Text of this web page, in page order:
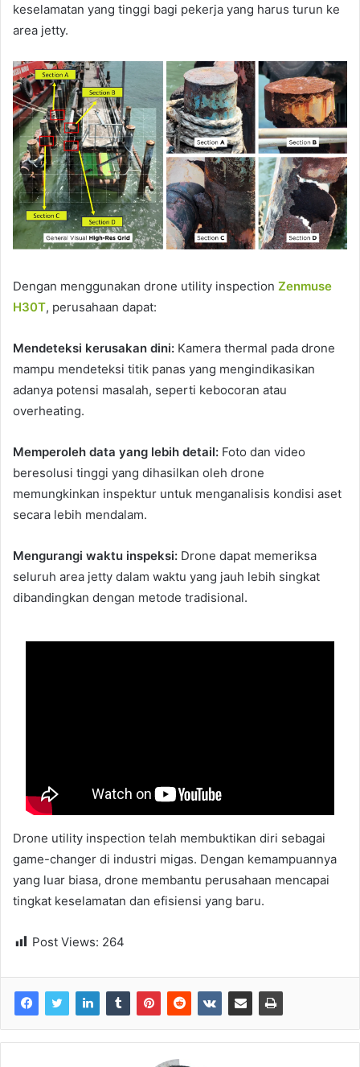
keselamatan yang tinggi bagi pekerja yang harus turun ke
area jetty.
Dengan menggunakan drone utility inspection Zenmuse
H30T, perusahaan dapat:
Mendeteksi kerusakan dini: Kamera thermal pada drone
mampu mendeteksi titik panas yang mengindikasikan
adanya potensi masalah, seperti kebocoran atau
overheating.
Memperoleh data yang lebih detail: Foto dan video
beresolusi tinggi yang dihasilkan oleh drone
memungkinkan inspektur untuk menganalisis kondisi aset
secara lebih mendalam.
Mengurangi waktu inspeksi: Drone dapat memeriksa
seluruh area jetty dalam waktu yang jauh lebih singkat
dibandingkan dengan metode tradisional.
Drone utility inspection telah membuktikan diri sebagai
game-changer di industri migas. Dengan kemampuannya
yang luar biasa, drone membantu perusahaan mencapai
tingkat keselamatan dan efisiensi yang baru.
Post Views: 264